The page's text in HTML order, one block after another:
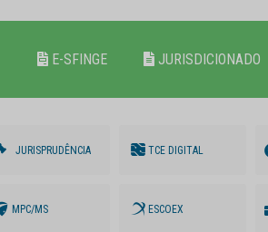
E-SFINGE JURISDICIONADO
JURISPRUDÊNCIA TCE DIGITAL
MPC/MS ESCOEX